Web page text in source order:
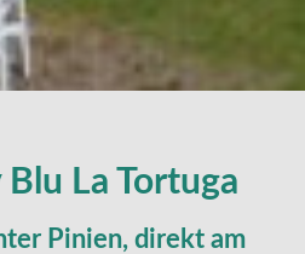
La Tortuga
Pinien, direkt am